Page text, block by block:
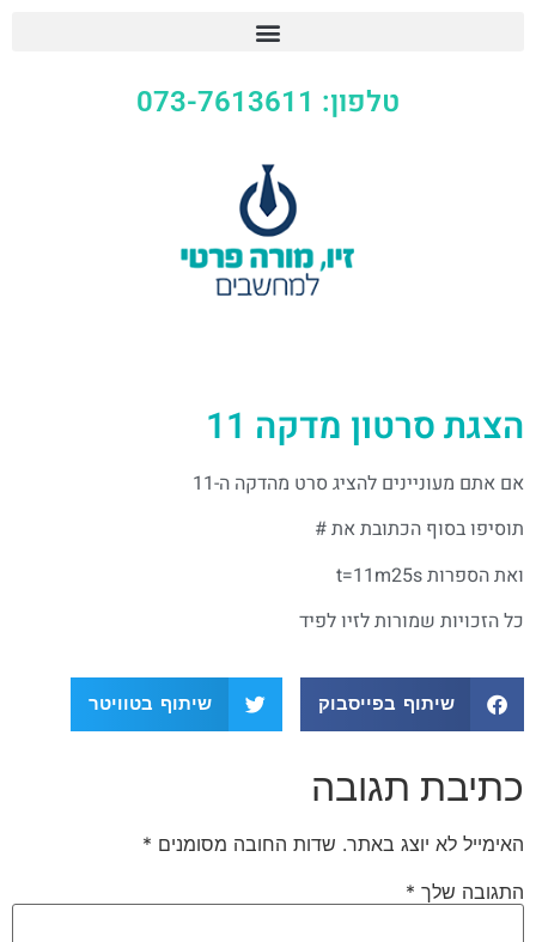
טלפון: 073-7613611
הצגת סרטון מדקה 11
אם אתם מעוניינים להציג סרט מהדקה ה-11
תוסיפו בסוף הכתובת את #
ואת הספרות t=11m25s
כל הזכויות שמורות לזיו לפיד
שיתוף בפייסבוק שיתוף בטוויטר
כתיבת תגובה
האימייל לא יוצג באתר. שדות החובה מסומנים *
התגובה שלך *